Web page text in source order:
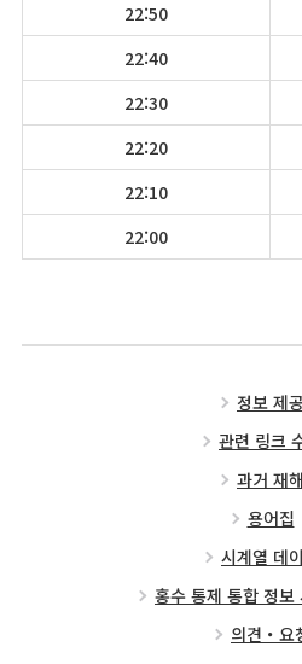
22:50
22:40
22:30
22:20
22:10
22:00
정보 제공
관련 링크
과거 재해
용어집
시계열 데
홍수 통제 통합 정보
의견・요